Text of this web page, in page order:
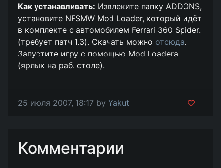
Как устанавливать: Извлеките папку ADDONS,
установите NFSMW Mod Loader, который идёт
в комплекте с автомобилем Ferrari 360 Spider.
(требует патч 1.3). Скачать можно отсюда.
Запустите игру с помощью Mod Loadera
(ярлык на раб. столе).
25 июля 2007, 18:17 by Yakut
Комментарии